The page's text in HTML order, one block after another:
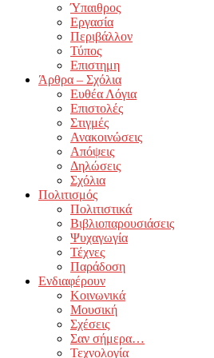
Ύπαιθρος
Εργασία
Περιβάλλον
Τύπος
Επιστημη
Άρθρα – Σχόλια
Ευθέα Λόγια
Επιστολές
Στιγμές
Ανακοινώσεις
Απόψεις
Δηλώσεις
Σχόλια
Πολιτισμός
Πολιτιστικά
Βιβλιοπαρουσιάσεις
Ψυχαγωγία
Τέχνες
Παράδοση
Ενδιαφέρουν
Κοινωνικά
Μουσική
Σχέσεις
Σαν σήμερα…
Τεχνολογία